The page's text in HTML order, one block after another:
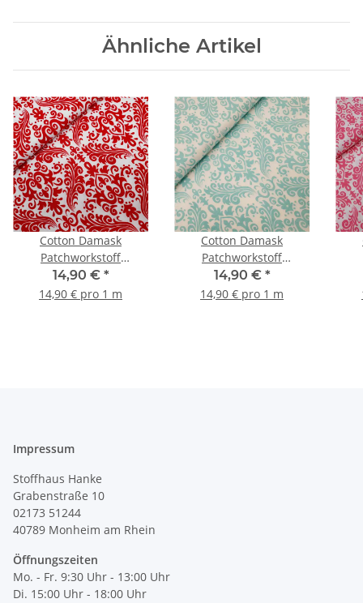
Ähnliche Artikel
Cotton Damask
Patchworkstoff
Ornamente weiß, rot
14,90 € *
14,90 € pro 1 m
Cotton Damask
Patchworkstoff
Ornamente weiß, türkis
14,90 € *
14,90 € pro 1 m
Impressum
Stoffhaus Hanke
Grabenstraße 10
02173 51244
40789 Monheim am Rhein
Öffnungszeiten
Mo. - Fr. 9:30 Uhr - 13:00 Uhr
Di. 15:00 Uhr - 18:00 Uhr